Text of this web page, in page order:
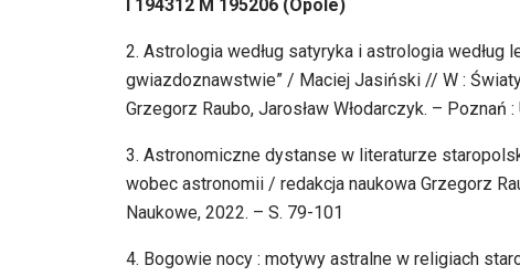
I 194312 M 195206 (Opole)
2. Astrologia według satyryka i astrologia według
gwiazdoznawstwie” / Maciej Jasiński // W :
Grzegorz Raubo, Jarosław Włodarczyk. –
3. Astronomiczne dystanse w literaturze
wobec astronomii / redakcja naukowa Grzegorz
Naukowe, 2022. – S. 79-101
4. Bogowie nocy : motywy astralne w religiach